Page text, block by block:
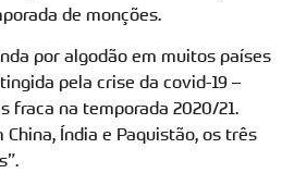
de monções.
por algodão em muitos países
pela crise da covid-19 –
fraca na temporada 2020/21.
China, Índia e Paquistão, os três